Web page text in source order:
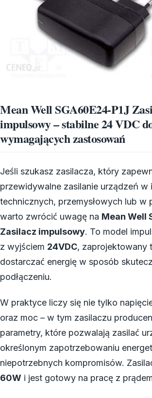
Mean Well SGA60E24-P1J
impulsowy – stabilne 24 VDC
wymagających zastosowań
Jeśli szukasz zasilacza, który
przewidywalne zasilanie urządzeń w
technicznych, przemysłowych lub w
warto zwrócić uwagę na Mean Well
Zasilacz impulsowy. To model
z wyjściem 24VDC, zaprojektowany
dostarczać energię w sposób
podłączeniu.
W praktyce liczy się nie tylko
oraz moc – w tym zasilaczu
parametry, które pozwalają zasilać
określonym zapotrzebowaniu
niepotrzebnych kompromisów.
60W i jest gotowy na pracę z